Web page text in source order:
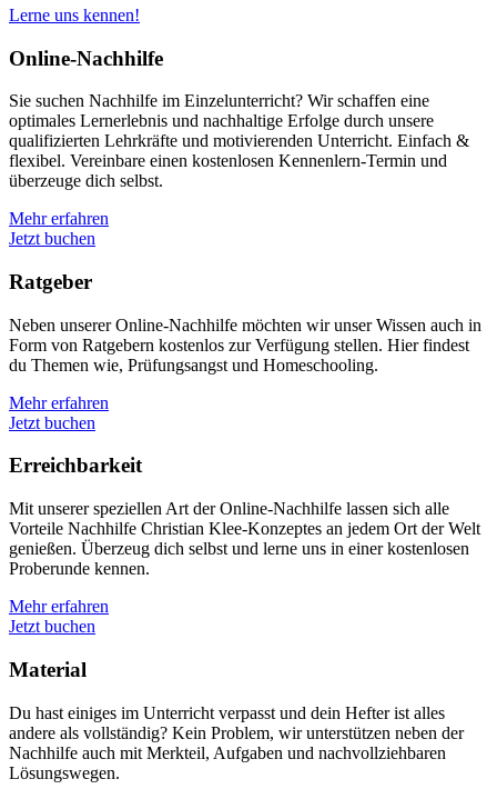
Lerne uns kennen!
Online-Nachhilfe
Sie suchen Nachhilfe im Einzelunterricht? Wir schaffen eine
optimales Lernerlebnis und nachhaltige Erfolge durch unsere
qualifizierten Lehrkräfte und motivierenden Unterricht. Einfach &
flexibel. Vereinbare einen kostenlosen Kennenlern-Termin und
überzeuge dich selbst.
Mehr erfahren
Jetzt buchen
Ratgeber
Neben unserer Online-Nachhilfe möchten wir unser Wissen auch in
Form von Ratgebern kostenlos zur Verfügung stellen. Hier findest
du Themen wie, Prüfungsangst und Homeschooling.
Mehr erfahren
Jetzt buchen
Erreichbarkeit
Mit unserer speziellen Art der Online-Nachhilfe lassen sich alle
Vorteile Nachhilfe Christian Klee-Konzeptes an jedem Ort der Welt
genießen. Überzeug dich selbst und lerne uns in einer kostenlosen
Proberunde kennen.
Mehr erfahren
Jetzt buchen
Material
Du hast einiges im Unterricht verpasst und dein Hefter ist alles
andere als vollständig? Kein Problem, wir unterstützen neben der
Nachhilfe auch mit Merkteil, Aufgaben und nachvollziehbaren
Lösungswegen.